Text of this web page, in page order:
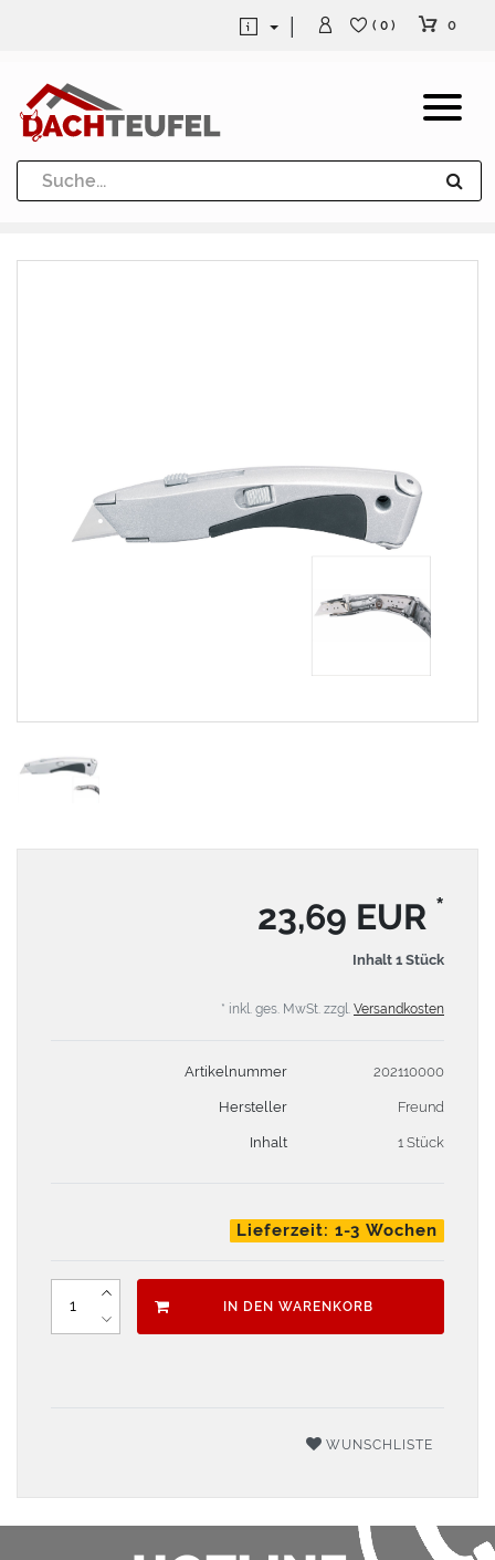
Dachrinne und Fallrohre
Werkzeuge und Löttechnik
( 0 ) 0
23,69 EUR *
Inhalt 1 Stück
* inkl. ges. MwSt. zzgl. Versandkosten
Artikelnummer 202110000
Hersteller Freund
Inhalt 1 Stück
Lieferzeit: 1-3 Wochen
IN DEN WARENKORB
WUNSCHLISTE